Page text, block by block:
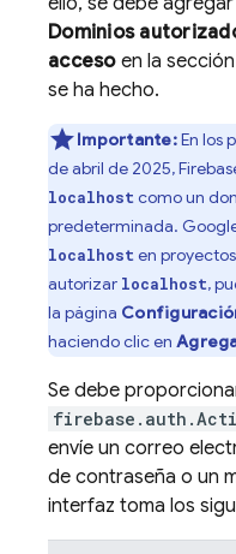
Dominios
accesoen la
se ha hecho.
Importante:En los
de abril de 2025,
localhost como un
predeterminada.
localhost en
autorizar localhost,
la página
haciendo clic en
Se debe
envíe un correo
de contraseña o un
interfaz toma los